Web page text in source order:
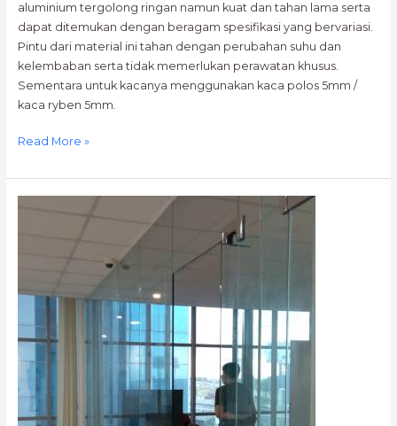
aluminium tergolong ringan namun kuat dan tahan lama serta
dapat ditemukan dengan beragam spesifikasi yang bervariasi.
Pintu dari material ini tahan dengan perubahan suhu dan
kelembaban serta tidak memerlukan perawatan khusus.
Sementara untuk kacanya menggunakan kaca polos 5mm /
kaca ryben 5mm.
Read More »
GLASS
9527-
1324
0877-
8664-